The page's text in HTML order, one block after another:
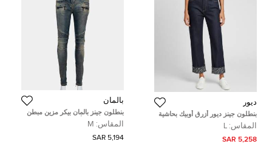
ديور
بنطلون جينز ديور أزرق أوبيك بحاشية
دنيم بويفريند مقاس كبير/محيط خصر
36 بوصةالمقاس: L
5,258 SAR
بالمان
بنطلون جينز بالمان بيكر مزين مبطن
نمط باهت دنيم أزرق مقاس وسط
(ميديوم)
المقاس: M
5,194 SAR